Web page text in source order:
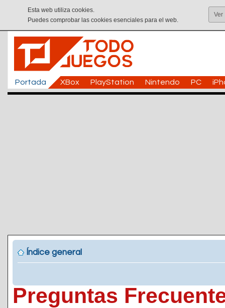
Esta web utiliza cookies.
Puedes comprobar las cookies esenciales para el web.
Ver
Portada XBox PlayStation Nintendo PC
Índice general
Preguntas